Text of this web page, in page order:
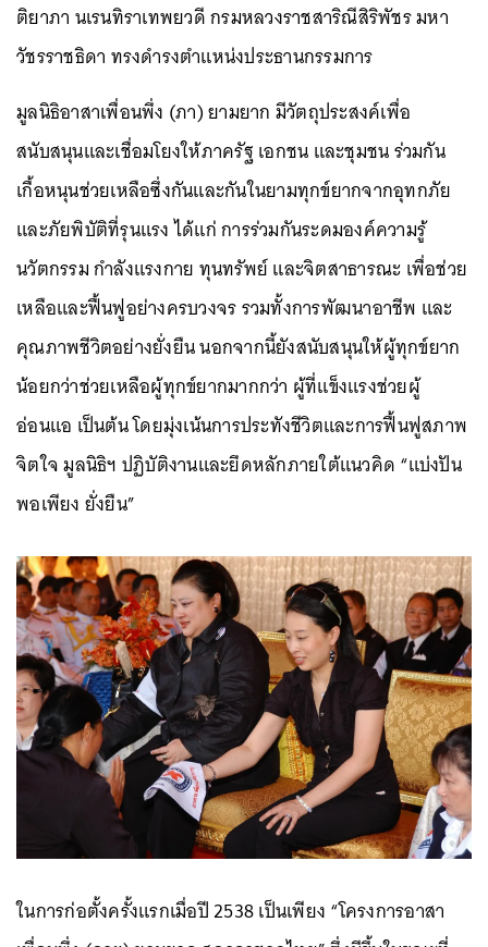
ติยาภา นเรนทิราเทพยวดี กรมหลวงราชสาริณีสิริพัชร มหา
วัชรราชธิดา ทรงดำรงตำแหน่งประธานกรรมการ
มูลนิธิอาสาเพื่อนพึ่ง (ภา) ยามยาก มีวัตถุประสงค์เพื่อ
สนับสนุนและเชื่อมโยงให้ภาครัฐ เอกชน และชุมชน ร่วมกัน
เกื้อหนุนช่วยเหลือซึ่งกันและกันในยามทุกข์ยากจากอุทกภัย
และภัยพิบัติที่รุนแรง ได้แก่ การร่วมกันระดมองค์ความรู้
นวัตกรรม กำลังแรงกาย ทุนทรัพย์ และจิตสาธารณะ เพื่อช่วย
เหลือและฟื้นฟูอย่างครบวงจร รวมทั้งการพัฒนาอาชีพ และ
คุณภาพชีวิตอย่างยั่งยืน นอกจากนี้ยังสนับสนุนให้ผู้ทุกข์ยาก
น้อยกว่าช่วยเหลือผู้ทุกข์ยากมากกว่า ผู้ที่แข็งแรงช่วยผู้
อ่อนแอ เป็นต้น โดยมุ่งเน้นการประทังชีวิตและการฟื้นฟูสภาพ
จิตใจ มูลนิธิฯ ปฏิบัติงานและยึดหลักภายใต้แนวคิด “แบ่งปัน
พอเพียง ยั่งยืน”
ในการก่อตั้งครั้งแรกเมื่อปี 2538 เป็นเพียง “โครงการอาสา